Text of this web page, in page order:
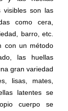
visibles son las
como cera,
barro, etc.
con un método
las huellas
gran variedad
lisas, mates,
latentes se
cuerpo se